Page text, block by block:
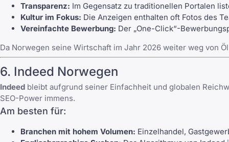
Transparenz: Im Gegensatz zu traditionellen Portalen
Kultur im Fokus: Die Anzeigen enthalten oft Fotos des
Vereinfachte Bewerbung: Der „One-Click“-
Da Norwegen seine Wirtschaft im Jahr 2026 weiter weg von
6. Indeed Norwegen
Indeed bleibt aufgrund seiner Einfachheit und globalen
SEO-Power immens.
Am besten für:
Branchen mit hohem Volumen: Einzelhandel,